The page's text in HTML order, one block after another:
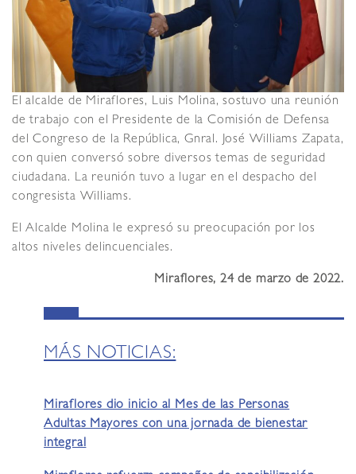
El alcalde de Miraflores, Luis Molina, sostuvo una reunión
de trabajo con el Presidente de la Comisión de Defensa
del Congreso de la República, Gnral. José Williams Zapata,
con quien conversó sobre diversos temas de seguridad
ciudadana. La reunión tuvo a lugar en el despacho del
congresista Williams.
El Alcalde Molina le expresó su preocupación por los
altos niveles delincuenciales.
Miraflores, 24 de marzo de 2022.
MÁS NOTICIAS:
Miraflores dio inicio al Mes de las Personas
Adultas Mayores con una jornada de bienestar
integral